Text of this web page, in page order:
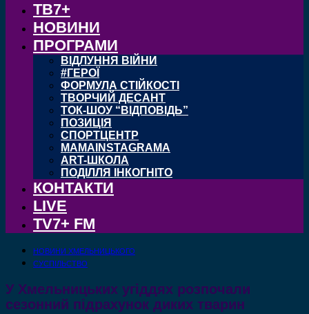
ТВ7+
НОВИНИ
ПРОГРАМИ
ВІДЛУННЯ ВІЙНИ
#ГЕРОЇ
ФОРМУЛА СТІЙКОСТІ
ТВОРЧИЙ ДЕСАНТ
ТОК-ШОУ “ВІДПОВІДЬ”
ПОЗИЦІЯ
СПОРТЦЕНТР
MAMAINSTAGRAMA
ART-ШКОЛА
ПОДІЛЛЯ ІНКОГНІТО
КОНТАКТИ
LIVE
TV7+ FM
НОВИНИ ХМЕЛЬНИЦЬКОГО
СУСПІЛЬСТВО
У Хмельницьких угіддях розпочали
сезонний підрахунок диких тварин